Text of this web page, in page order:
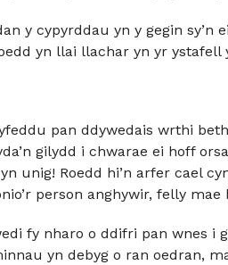
y cypyrddau yn y gegin
yn llai llachar yn yr
pan ddywedais wrthi
gilydd i chwarae ei hoff
unig! Roedd hi’n arfer cael
person anghywir, felly
fy nharo o ddifri pan wnes
yn debyg o ran oedran,